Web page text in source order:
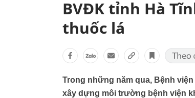
BVĐK tỉnh Hà
thuốc lá
Trong những năm qua, Bệnh
xây dựng môi trường bệnh viện